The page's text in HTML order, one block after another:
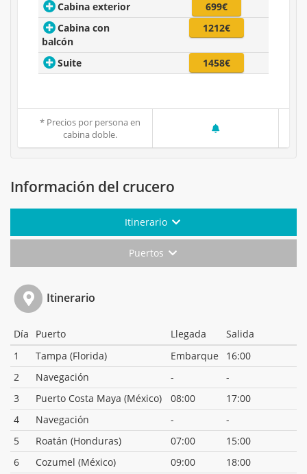
Cabina exterior
699€
Cabina con
balcón
1212€
Suite 1458€
* Precios por persona en
cabina doble.
Información del crucero
Itinerario
Puertos
Itinerario
Día Puerto Llegada
Salida
1
Tampa (Florida) Embarque
16:00
2
Navegación -
-
3
Puerto Costa Maya (México) 08:00
17:00
4
Navegación -
-
5
Roatán (Honduras) 07:00
15:00
6
Cozumel (México) 09:00 18:00